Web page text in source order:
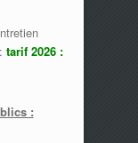
tarif 2026 :
: